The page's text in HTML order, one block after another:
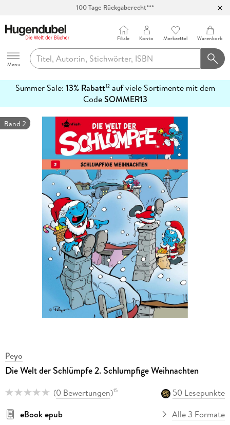
Hugendubel
Menu
Filiale Konto Merkzettel Warenkorb
Summer Sale: 13% Rabatt12auf viele Sortimente mit dem
CodeSOMMER13
erfahren
Band 2
Peyo
Die Welt der Schlümpfe 2. Schlumpfige Weihnachten
(0 Bewertungen)15
50 Lesepunkte
eBook epub
Alle 3 Formate